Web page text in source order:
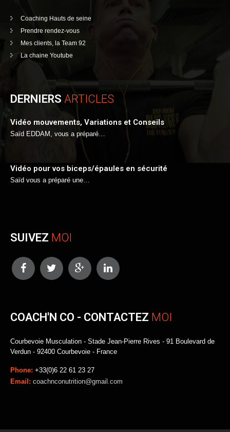
Coaching Hauts de seine
Prendre rendez-vous
Mes clients, la Team 92
La chaine Youtube
DERNIERS ARTICLES
Vidéo mouvements, Variations et Conseils
Saïd EDDAM, vous a préparé…
Vidéo pour vos biceps/épaules en sécurité
Saïd vous a préparé une…
SUIVEZ MOI
COACH'N CO - CONTACTEZ MOI
Courbevoie Musculation - Stade Jean-Pierre Rives - 91 Boulevard de
Verdun - 92400 Courbevoie - France
Phone: +33(0)6 22 61 23 27
Email: coachnconutrition@gmail.com